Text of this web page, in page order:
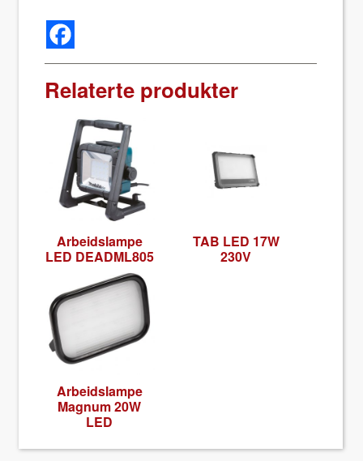
Relaterte produkter
Arbei­d­slampe
LED DEADML805
TAB LED 17W
230V
Arbei­d­slampe
Mag­num 20W
LED